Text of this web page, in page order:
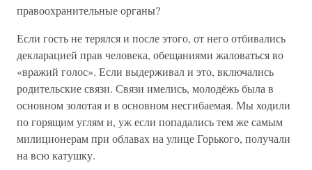
правоохранительные органы?
Если гость не терялся и после этого, от него отбивались
декларацией прав человека, обещаниями жаловаться во
«вражий голос». Если выдерживал и это, включались
родительские связи. Связи имелись, молодёжь была в
основном золотая и в основном несгибаемая. Мы ходили
по горящим углям и, уж если попадались тем же самым
милиционерам при облавах на улице Горького, получали
на всю катушку.